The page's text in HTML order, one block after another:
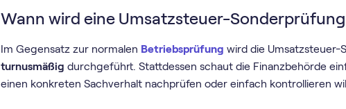
Wann wird eine Umsatzsteuer-
Im Gegensatz zur normalen Betriebsprüfung wird die
turnusmäßig durchgeführt. Stattdessen schaut die Finanzbehörde
einen konkreten Sachverhalt nachprüfen oder einfach kontrollieren